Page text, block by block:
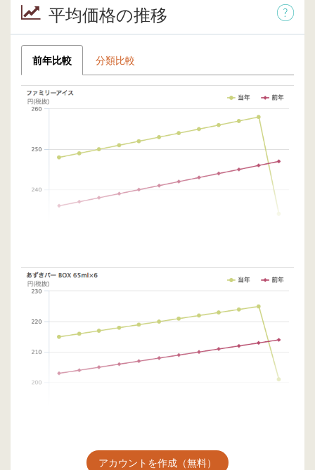
平均価格の推移
前年比較 分類比較
アカウントを作成（無料）